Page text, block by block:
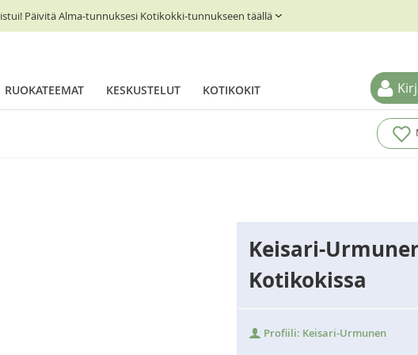
Päivitä Alma-tunnuksesi Kotikokki-tunnukseen täällä
RUOKATEEMAT KESKUSTELUT KOTIKOKIT
Keisari-
Kotikokissa
Profiili: Keisari-Urmunen